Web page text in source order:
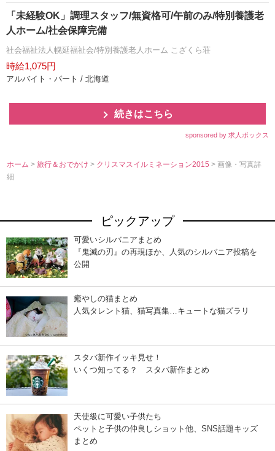
「未経験OK」調理スタッフ/無資格可/午前のみ/特別養護老
人ホーム/社会保障完備
社会福祉法人幌延福祉会/特別養護老人ホーム こざくら荘
時給1,075円
アルバイト・パート / 北海道
続きはこちら
sponsored by 求人ボックス
ホーム >旅行＆おでかけ> クリスマスイルミネーション2015> 画像・写真詳
細
ピックアップ
可愛いシルバニアまとめ
『鬼滅の刃』の再現ほか、人気のシルバニア投稿を
公開
癒やしの猫まとめ
人気タレント猫、猫写真集…キュートな猫ズラリ
スタバ新作イッキ見せ！
いくつ知ってる？ スタバ新作まとめ
天使級に可愛い子供たち
ペットと子供の仲良しショット他、SNS話題キッズ
まとめ